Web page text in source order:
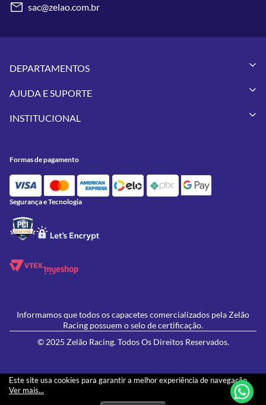
Este site usa cookies para garantir a melhor experiência de navegação.
Ver mais...
sac@zelao.com.br
DEPARTAMENTOS
Vestuários
Pneus
Utilidades
Feminino
Lançamentos
AJUDA E SUPORTE
Meus Pedidos
Política de Privacidade
Política de Campanhas e promoções
INSTITUCIONAL
Contato
Oficina/Serviços
Formas de pagamento
Segurança e Tecnologia
Informamos que todos os capacetes comercializados pela Zelão
Racing possuem o selo de certificação.
© 2025 Zelão Racing. Todos Os Direitos Reservados.